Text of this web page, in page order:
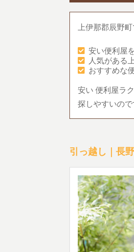
上伊那郡辰野
安い便利屋
人気がある
おすすめな
安い 便利屋ラ
探しやすいの
引っ越し｜長